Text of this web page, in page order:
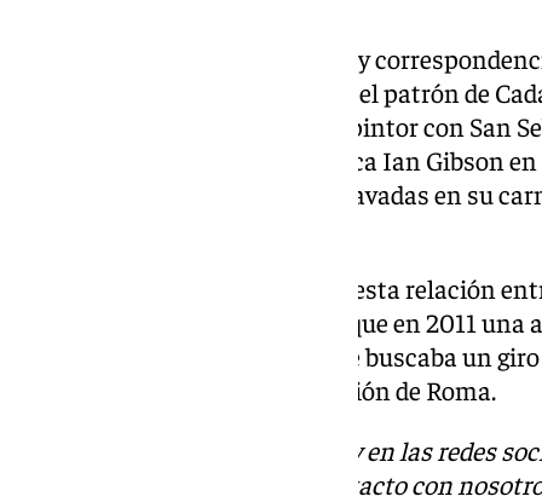
A nivel español, en esa relación y
celebran que San Sebastián sea el patrón de
la localidad que frecuentaba el pintor con San
el poeta granadino. Según explica Ian Gibson
dos artistas veían las flechas clavadas en su
Y así, hasta nuestros días llega esta relación
homosexual hasta el punto de que en 2011
hiciera caso a sus demandas. Se buscaba un
pero primó la secular marginación de Roma.
Descubre más noticias de 101Tv en las redes
. Puedes ponerte en contacto con